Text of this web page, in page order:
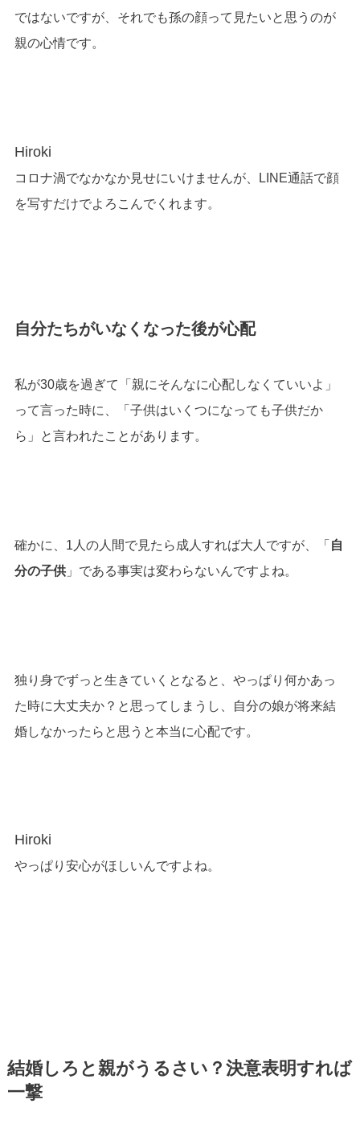
ではないですが、それでも孫の顔って見たいと思うのが
親の心情です。
Hiroki
コロナ渦でなかなか見せにいけませんが、LINE通話で顔
を写すだけでよろこんでくれます。
自分たちがいなくなった後が心配
私が30歳を過ぎて「親にそんなに心配しなくていいよ」
って言った時に、「子供はいくつになっても子供だか
ら」と言われたことがあります。
確かに、1人の人間で見たら成人すれば大人ですが、「 自
分の子供」である事実は変わらないんですよね。
独り身でずっと生きていくとなると、やっぱり何かあっ
た時に大丈夫か？と思ってしまうし、自分の娘が将来結
婚しなかったらと思うと本当に心配です。
Hiroki
やっぱり安心がほしいんですよね。
結婚しろと親がうるさい？決意表明すれば
一撃